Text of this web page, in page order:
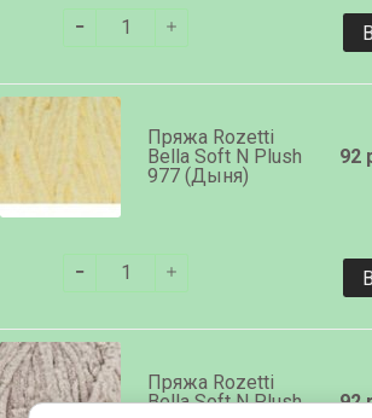
Пряжа Rozetti
Bella Soft N Plush
977 (Дыня)
92
Пряжа Rozetti
Bella Soft N Plush
92